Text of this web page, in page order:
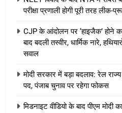
परीक्षा प्रणाली होगी पूरी तरह लीक-
CJP के आंदोलन पर ‘हाइजैक’ होने
बाद बदली तस्वीर, धार्मिक नारे,
सवाल
मोदी सरकार में बड़ा बदलाव: रेल
पद, पंजाब चुनाव पर रहेगा फोकस
मिडनाइट वीडियो के बाद पीएम